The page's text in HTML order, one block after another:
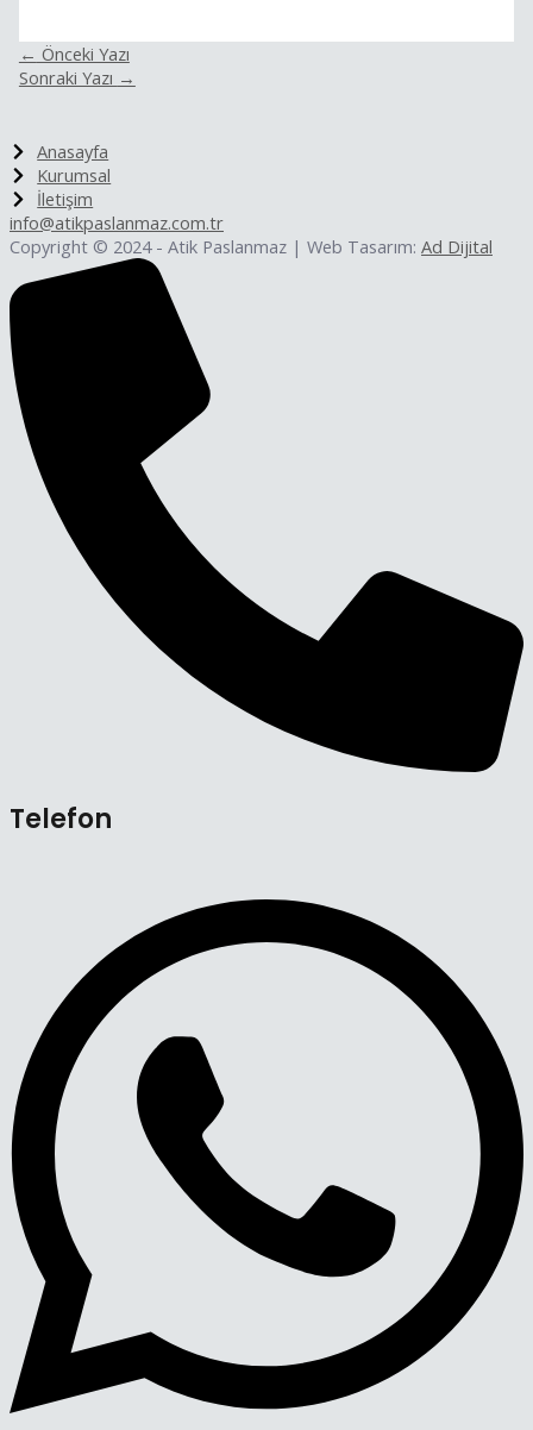
← Önceki Yazı
Sonraki Yazı →
Anasayfa
Kurumsal
İletişim
info@atikpaslanmaz.com.tr
Copyright © 2024 - Atik Paslanmaz | Web Tasarım: Ad Dijital
Telefon